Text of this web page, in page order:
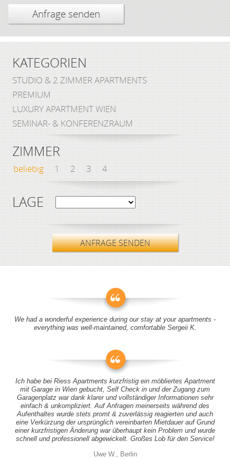
KATEGORIEN
STUDIO & 2 ZIMMER APARTMENTS
PREMIUM
LUXURY APARTMENT WIEN
SEMINAR- & KONFERENZRAUM
ZIMMER
beliebig 1 2 3 4
LAGE
ANFRAGE SENDEN
We had a wonderful experience during our stay at your apartments -
everything was well-maintained, comfortable Sergeii K.
Ich habe bei Riess Apartments kurzfristig ein möbliertes Apartment
mit Garage in Wien gebucht, Self Check in und der Zugang zum
Garagenplatz war dank klarer und vollständiger Informationen sehr
einfach & unkompliziert. Auf Anfragen meinerseits während des
Aufenthaltes wurde stets promt & zuverlässig reagierten und auch
eine Verkürzung der ursprünglich vereinbarten Mietdauer auf Grund
einer kurzfristigen Änderung war überhaupt kein Problem und wurde
schnell und professionell abgewickelt. Großes Lob für den Service!
Uwe W., Berlin